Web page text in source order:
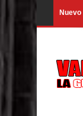
Nuevo